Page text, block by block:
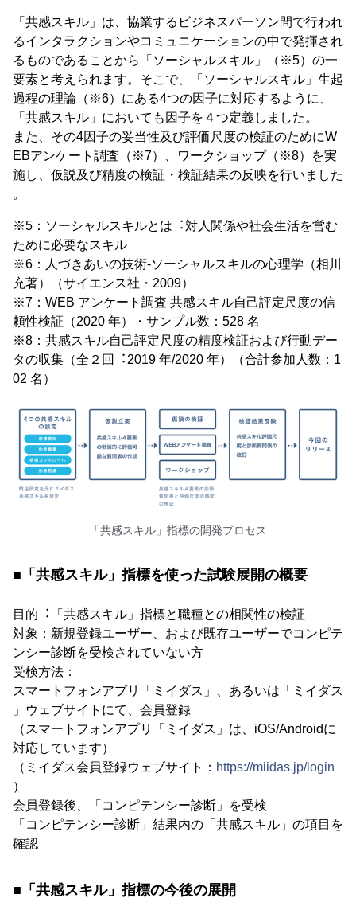
「共感スキル」は、協業するビジネスパーソン間で⾏われ
るインタラクションやコミュニケーションの中で発揮され
るものであることから「ソーシャルスキル」（※5）の⼀
要素と考えられます。そこで、「ソーシャルスキル」⽣起
過程の理論（※6）にある4つの因⼦に対応するように、
「共感スキル」においても因⼦を４つ定義しました。
また、その4因⼦の妥当性及び評価尺度の検証のためにW
EBアンケート調査（※7）、ワークショップ（※8）を実
施し、仮説及び精度の検証・検証結果の反映を⾏いました
。
※5：ソーシャルスキルとは︓対⼈関係や社会⽣活を営む
ために必要なスキル
※6：⼈づきあいの技術-ソーシャルスキルの⼼理学（相川
充著）（サイエンス社・2009）
※7：WEB アンケート調査 共感スキル⾃⼰評定尺度の信
頼性検証（2020 年）・サンプル数：528 名
※8：共感スキル⾃⼰評定尺度の精度検証および⾏動デー
タの収集（全２回︓2019 年/2020 年）（合計参加⼈数：1
02 名）
「共感スキル」指標の開発プロセス
■「共感スキル」指標を使った試験展開の概要
⽬的︓「共感スキル」指標と職種との相関性の検証
対象：新規登録ユーザー、および既存ユーザーでコンピテ
ンシー診断を受検されていない⽅
受検⽅法：
スマートフォンアプリ「ミイダス」、あるいは「ミイダス
」ウェブサイトにて、会員登録
（スマートフォンアプリ「ミイダス」は、iOS/Androidに
対応しています）
（ミイダス会員登録ウェブサイト： https://miidas.jp/login
）
会員登録後、「コンピテンシー診断」を受検
「コンピテンシー診断」結果内の「共感スキル」の項⽬を
確認
■「共感スキル」指標の今後の展開